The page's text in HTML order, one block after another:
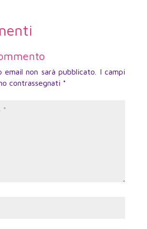
non sarà pubblicato.
I campi
contrassegnati *